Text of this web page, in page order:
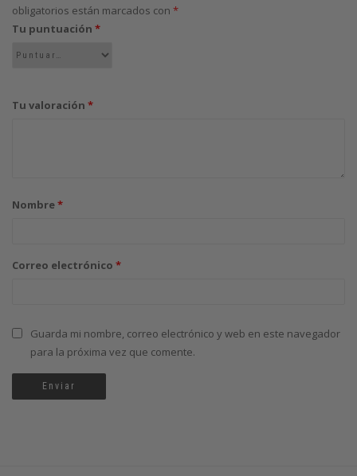
obligatorios están marcados con *
Tu puntuación *
Tu valoración *
Nombre*
Correo electrónico *
Guarda mi nombre, correo electrónico y web en este navegador
para la próxima vez que comente.